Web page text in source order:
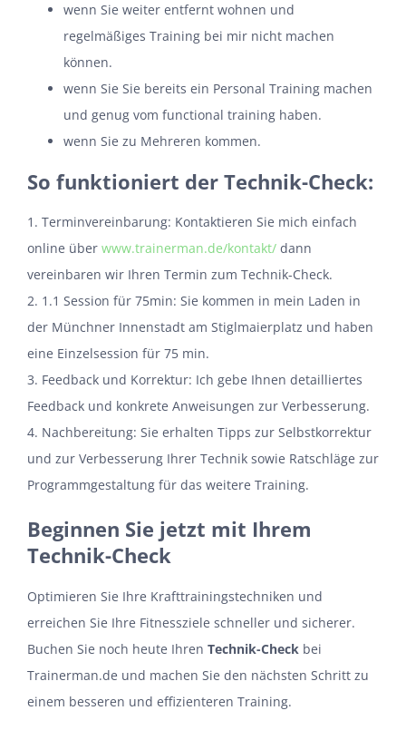
wenn Sie weiter entfernt wohnen und
regelmäßiges Training bei mir nicht machen
können.
wenn Sie Sie bereits ein Personal Training machen
und genug vom functional training haben.
wenn Sie zu Mehreren kommen.
So funktioniert der Technik-Check:
1. Terminvereinbarung: Kontaktieren Sie mich einfach
online über www.trainerman.de/kontakt/ dann
vereinbaren wir Ihren Termin zum Technik-Check.
2. 1.1 Session für 75min: Sie kommen in mein Laden in
der Münchner Innenstadt am Stiglmaierplatz und haben
eine Einzelsession für 75 min.
3. Feedback und Korrektur: Ich gebe Ihnen detailliertes
Feedback und konkrete Anweisungen zur Verbesserung.
4. Nachbereitung: Sie erhalten Tipps zur Selbstkorrektur
und zur Verbesserung Ihrer Technik sowie Ratschläge zur
Programmgestaltung für das weitere Training.
Beginnen Sie jetzt mit Ihrem
Technik-Check
Optimieren Sie Ihre Krafttrainingstechniken und
erreichen Sie Ihre Fitnessziele schneller und sicherer.
Buchen Sie noch heute Ihren Technik-Check bei
Trainerman.de und machen Sie den nächsten Schritt zu
einem besseren und effizienteren Training.